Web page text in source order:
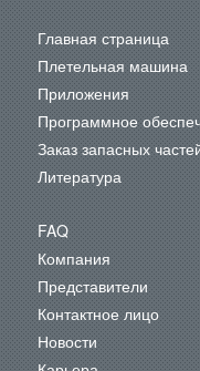
Главная страница
Плетельная машина
Приложения
Программное
Заказ запасных
Литература
FAQ
Компания
Представители
Контактное лицо
Новости